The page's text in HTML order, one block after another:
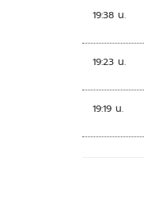
19:38 น.
19:23 น.
19:19 น.